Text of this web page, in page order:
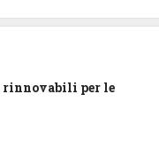
rinnovabili per le